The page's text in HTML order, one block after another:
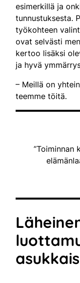
esimerkillä ja
tunnustuksesta.
työkohteen
ovat selvästi
kertoo lisäksi
ja hyvä
– Meillä on
teemme töitä.
”Toiminnan